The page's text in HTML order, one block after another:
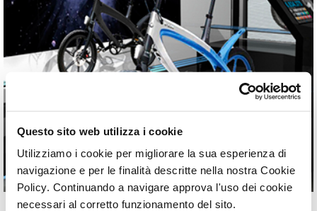
Questo sito web utilizza i cookie
Utilizziamo i cookie per migliorare la sua esperienza di
navigazione e per le finalità descritte nella nostra Cookie
Policy. Continuando a navigare approva l'uso dei cookie
necessari al corretto funzionamento del sito.